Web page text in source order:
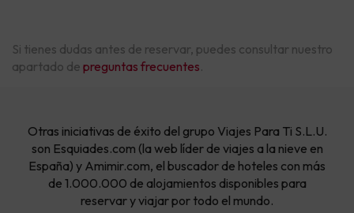
Si tienes dudas antes de reservar, puedes consultar nuestro
apartado de preguntas frecuentes.
Otras iniciativas de éxito del grupo Viajes Para Ti S.L.U.
son Esquiades.com (la web líder de viajes a la nieve en
España) y Amimir.com, el buscador de hoteles con más
de 1.000.000 de alojamientos disponibles para
reservar y viajar por todo el mundo.